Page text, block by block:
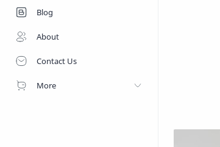
Blog
About
Contact Us
More